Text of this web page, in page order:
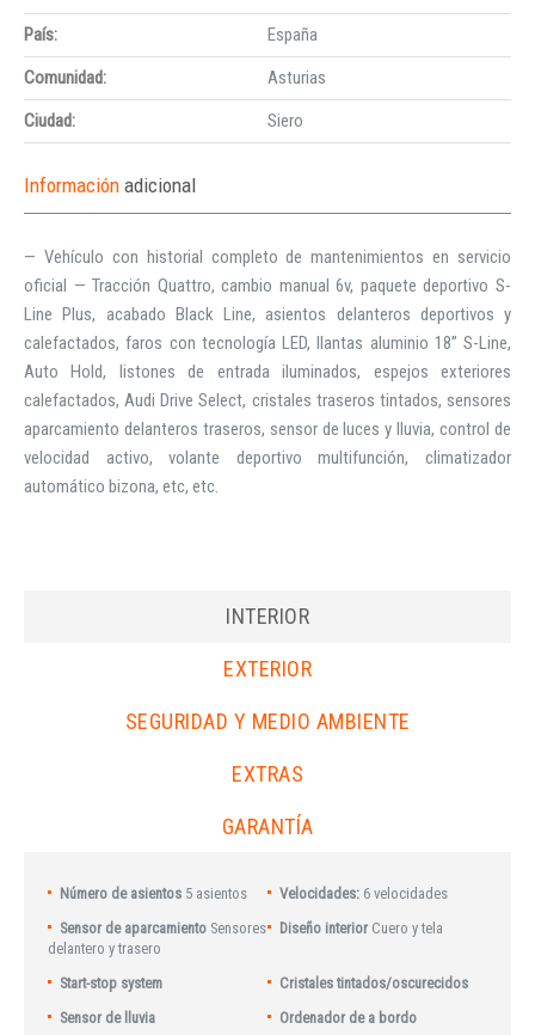
País:
España
Comunidad:
Asturias
Ciudad:
Siero
Información adicional
— Vehículo con historial completo de mantenimientos en servicio
oficial — Tracción Quattro, cambio manual 6v, paquete deportivo S-
Line Plus, acabado Black Line, asientos delanteros deportivos y
calefactados, faros con tecnología LED, llantas aluminio 18” S-Line,
Auto Hold, listones de entrada iluminados, espejos exteriores
calefactados, Audi Drive Select, cristales traseros tintados, sensores
aparcamiento delanteros traseros, sensor de luces y lluvia, control de
velocidad activo, volante deportivo multifunción, climatizador
automático bizona, etc, etc.
INTERIOR
EXTERIOR
SEGURIDAD Y MEDIO AMBIENTE
EXTRAS
GARANTÍA
Número de asientos 5 asientos Velocidades: 6 velocidades
Sensor de aparcamiento Sensores
delantero y trasero
Diseño interior Cuero y tela
Start-stop system
Cristales tintados/oscurecidos
Sensor de lluvia
Ordenador de a bordo